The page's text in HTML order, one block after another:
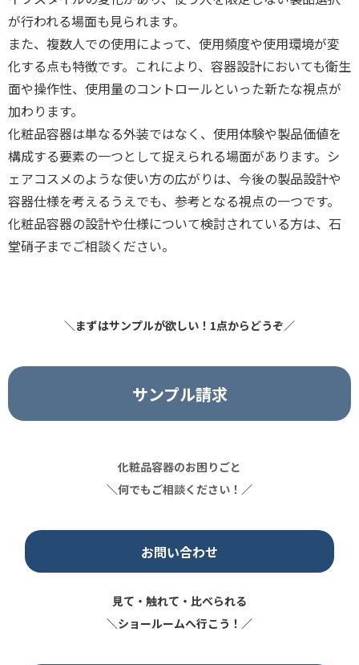
が行われる場面も見られます。
また、複数人での使用によって、使用頻度や使用環境が変
化する点も特徴です。これにより、容器設計においても衛生
面や操作性、使用量のコントロールといった新たな視点が
加わります。
化粧品容器は単なる外装ではなく、使用体験や製品価値を
構成する要素の一つとして捉えられる場面があります。シ
ェアコスメのような使い方の広がりは、今後の製品設計や
容器仕様を考えるうえでも、参考となる視点の一つです。
化粧品容器の設計や仕様について検討されている方は、石
堂硝子までご相談ください。
＼まずはサンプルが欲しい！1点からどうぞ／
サンプル請求
化粧品容器のお困りごと
＼何でもご相談ください！ ／
お問い合わせ
見て・触れて・比べられる
＼ショールームへ行こう！／